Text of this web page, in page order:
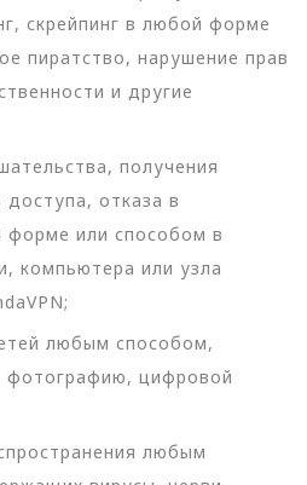
скрейпинг в любой форме
пиратство, нарушение прав
и другие
получения
доступа, отказа в
или способом в
компьютера или узла
любым способом,
фотографию, цифровой
любым